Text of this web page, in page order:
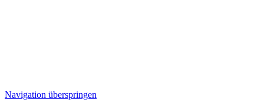
Navigation überspringen